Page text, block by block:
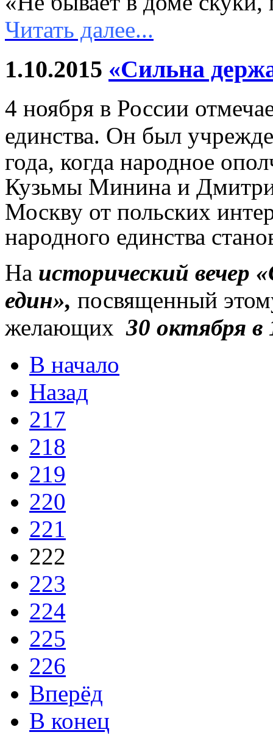
Читать далее...
1.10.2015 «Сильна
4 ноября в России
единства. Он был
года, когда народное
Кузьмы Минина и
Москву от польских
народного единства
На исторический вечер
един», посвященный
желающих30 октября в
В начало
Назад
217
218
219
220
221
222
223
224
225
226
Вперёд
В конец